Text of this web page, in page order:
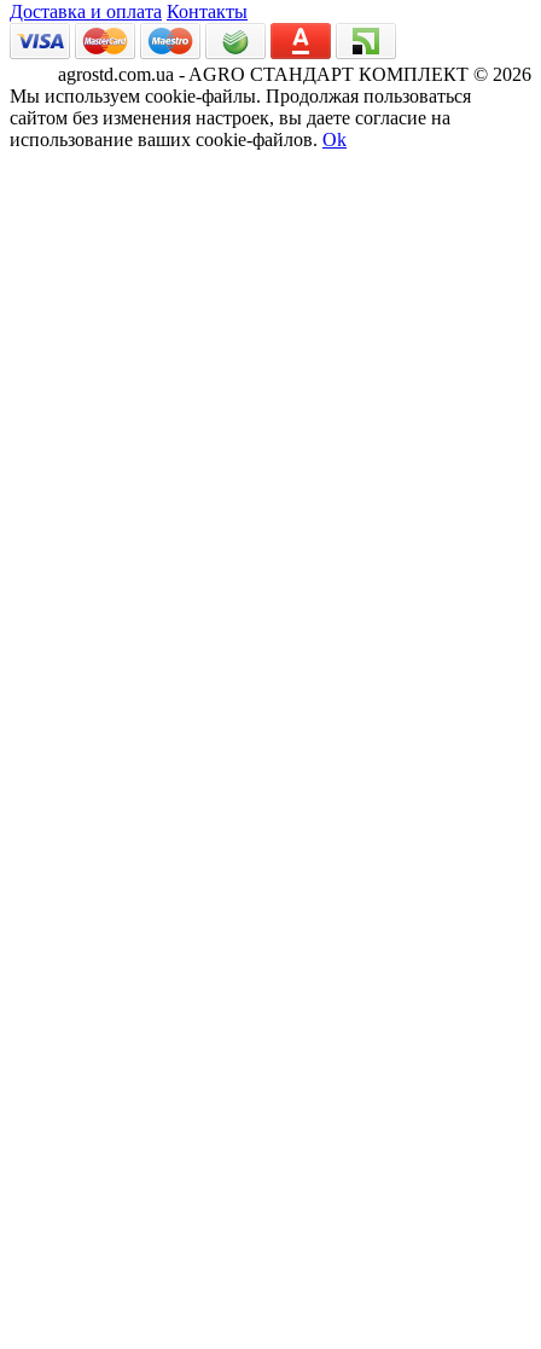
Доставка и оплата Контакты
agrostd.com.ua - AGRO СТАНДАРТ КОМПЛЕКТ © 2026
Мы используем cookie-файлы. Продолжая пользоваться
сайтом без изменения настроек, вы даете согласие на
использование ваших cookie-файлов. Ok